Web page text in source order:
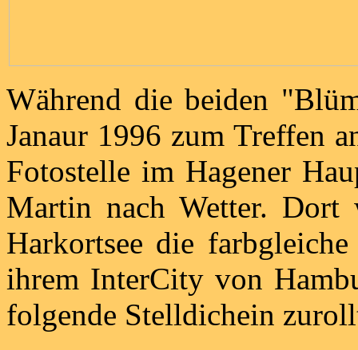
Während die beiden
Janaur 1996 zum Treffen
Fotostelle im Hagener
Martin nach Wetter.
Harkortsee die
ihrem InterCity von
folgende Stelldichein